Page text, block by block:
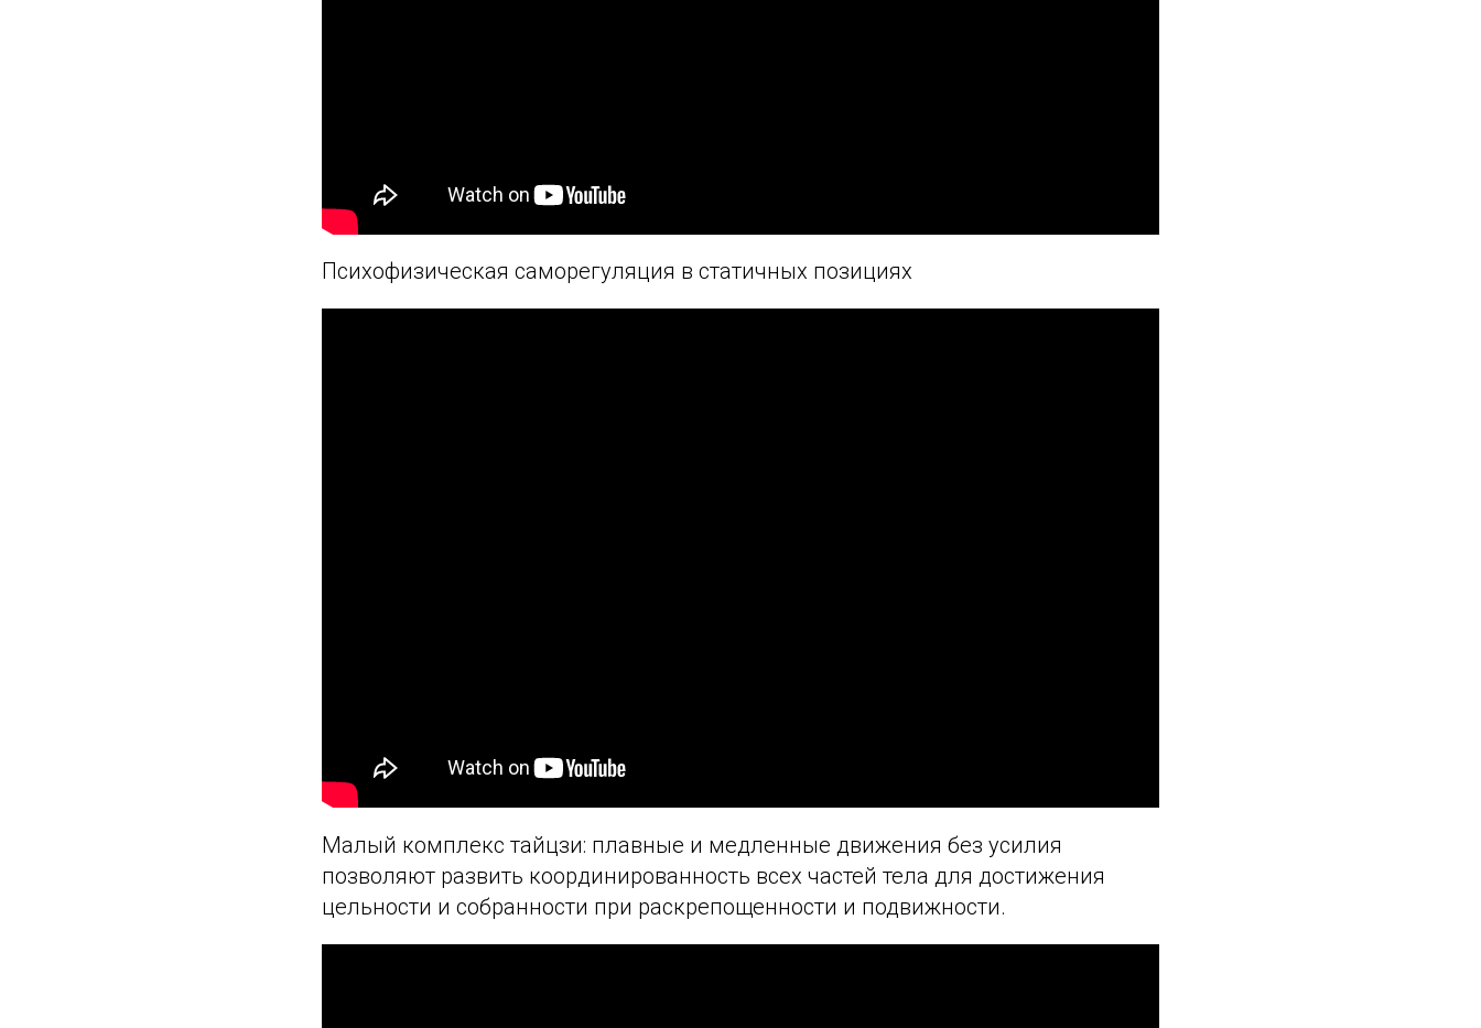
Психофизическая саморегуляция в статичных позициях
Малый комплекс тайцзи: плавные и медленные движения без усилия
позволяют развить координированность всех частей тела для достижения
цельности и собранности при раскрепощенности и подвижности.